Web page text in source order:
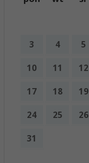
3 4 5
10 11 12
17 18 19
24 25 26
31